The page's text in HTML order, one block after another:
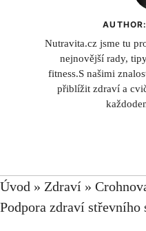
Nutravita.cz jsme tu
nejnovější rady,
fitness.S našimi
přiblížit zdraví a
Úvod » Zdraví »
Podpora zdraví střevního